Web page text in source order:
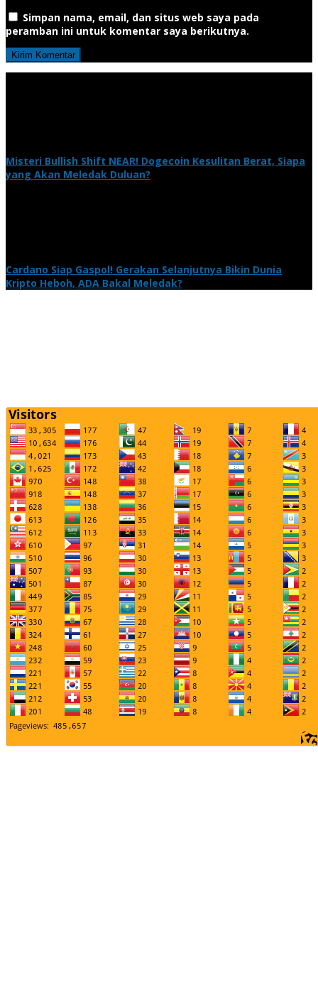
Simpan nama, email, dan situs web saya pada
peramban ini untuk komentar saya berikutnya.
Misteri Bullish Shift NEAR! Dogecoin Kesulitan Berat, Siapa
yang Akan Meledak Duluan?
Cardano Siap Gaspol! Gerakan Selanjutnya Bikin Dunia
Kripto Heboh, ADA Bakal Meledak?